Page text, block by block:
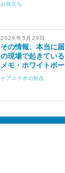
お役立ち
2026年5月29日
その情報、本当に
の現場で起きてい
メモ・ホワイトボ
ケアコラボの視点